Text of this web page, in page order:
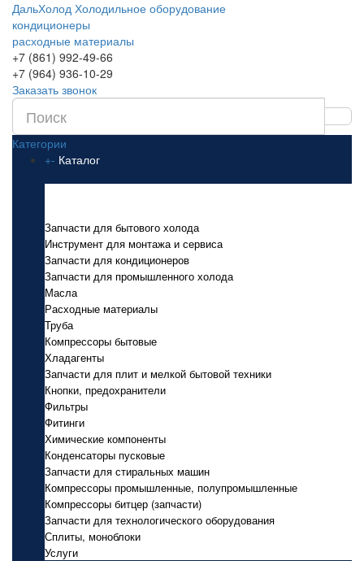
ДальХолод Холодильное оборудование
кондиционеры
расходные материалы
+7 (861) 992-49-66
+7 (964) 936-10-29
Заказать звонок
Категории
+- Каталог
Запчасти для бытового холода
Инструмент для монтажа и сервиса
Запчасти для кондиционеров
Запчасти для промышленного холода
Масла
Расходные материалы
Труба
Компрессоры бытовые
Хладагенты
Запчасти для плит и мелкой бытовой техники
Кнопки, предохранители
Фильтры
Фитинги
Химические компоненты
Конденсаторы пусковые
Запчасти для стиральных машин
Компрессоры промышленные, полупромышленные
Компрессоры битцер (запчасти)
Запчасти для технологического оборудования
Сплиты, моноблоки
Услуги